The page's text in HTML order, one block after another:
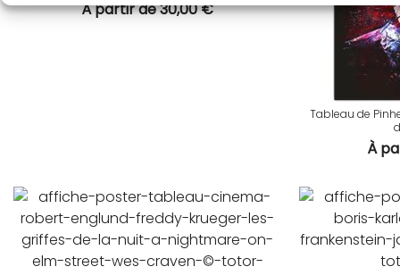
À partir de30,00€
Tableau de
À